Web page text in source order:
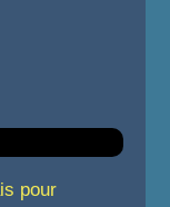
pour